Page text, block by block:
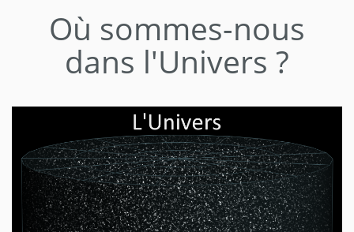
Où sommes-nous
dans l'Univers ?